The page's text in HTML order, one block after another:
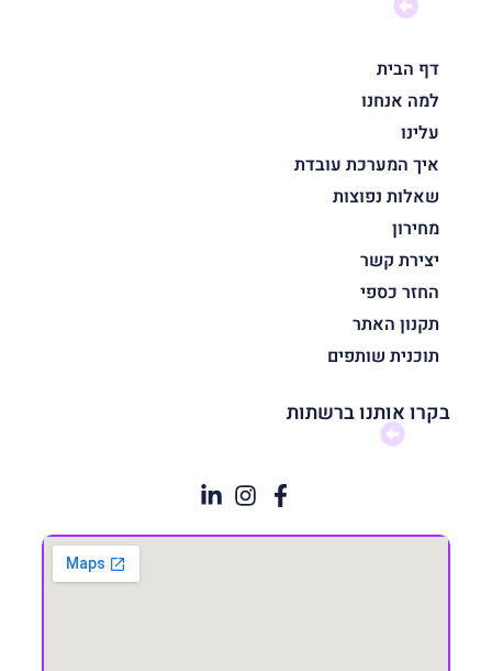
דף הבית
למה אנחנו
עלינו
איך המערכת עובדת
שאלות נפוצות
מחירון
יצירת קשר
החזר כספי
תקנון האתר
תוכנית שותפים
בקרו אותנו ברשתות